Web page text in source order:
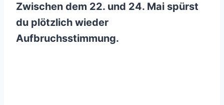
Zwischen dem 22. und 24. Mai spürst
du plötzlich wieder
Aufbruchsstimmung.